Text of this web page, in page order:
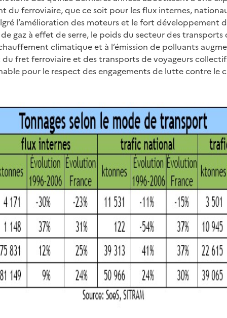
du ferroviaire, que ce soit pour les flux internes,
l’amélioration des moteurs et le fort développement
gaz à effet de serre, le poids du secteur des transports
climatique et à l’émission de polluants
fret ferroviaire et des transports de voyageurs
pour le respect des engagements de lutte contre le